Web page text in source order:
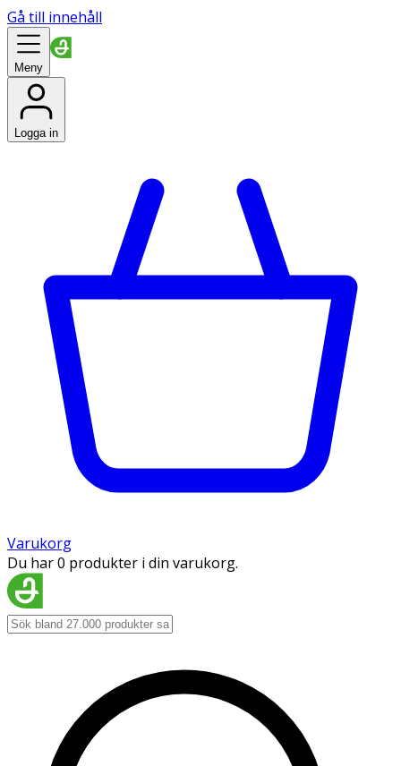
Gå till innehåll
Meny
Logga in
Varukorg
Du har 0 produkter i din varukorg.